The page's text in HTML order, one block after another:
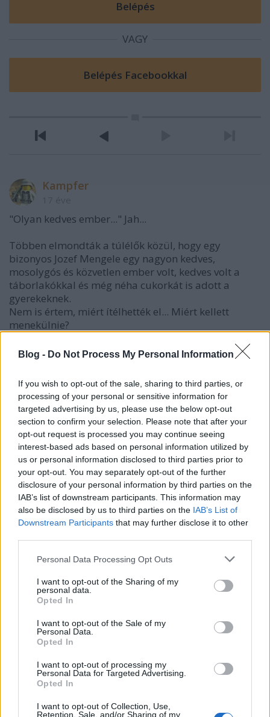
Blog - Do Not Process My Personal Information
If you wish to opt-out of the sale, sharing to third parties, or
processing of your personal or sensitive information for
targeted advertising by us, please use the below opt-out
section to confirm your selection. Please note that after your
opt-out request is processed you may continue seeing
interest-based ads based on personal information utilized by
us or personal information disclosed to third parties prior to
your opt-out. You may separately opt-out of the further
disclosure of your personal information by third parties on the
IAB’s list of downstream participants. This information may
also be disclosed by us to third parties on the IAB’s List of
Downstream Participants that may further disclose it to other
Please note that this website/app uses one or more Google
not limited to your visit or usage behaviour. You may click to
grant or deny consent to Google and its third-party tags to
use your data for below specified purposes in below Google
consent section.
Personal Data Processing Opt Outs
I want to opt-out of the Sharing of my
personal data.
Opted In
I want to opt-out of the Sale of my
Personal Data.
Opted In
I want to opt-out of processing my
Personal Data for Targeted Advertising.
Opted In
I want to opt-out of Collection, Use,
Retention, Sale, and/or Sharing of my
VAGY
Kampfer
"Olyan kedves ember..." Jah...
Többen elmondták a túlélők közül, hogy egy
bizonyos Jozef Mengele egy nagyon kedves,
mosolygós és közvetlen ember volt, kedves volt a
táborlakókkal és még néha cukorkát is adott a
gyerekeknek.
Nem is értem, miért ítélhették el... Miért kellett
menekülnie?
(munkvera dögöljön meg')
toxikus
17 éve
off:
"A várandósság alatt több ízben zaklatta a párt egy
asszony, aki többek közt azzal is megvádolta a még
meg sem született gyermeket, hogy földönkívüli. T.
Erzsébet azt is megígérte, hogy elrabolja az
újszülöttet, hogy bebizonyítsa, az egész család a
Marsról jött. "
17 éve
Hajrá Szily Laci tüzd fel a negyediket is!
17 éve
@toxikus:
A gyerkőc megszületett, várjuk a fotókat! :)